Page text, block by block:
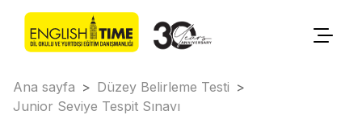
Ana sayfa > Düzey Belirleme Testi >
Junior Seviye Tespit Sınavı